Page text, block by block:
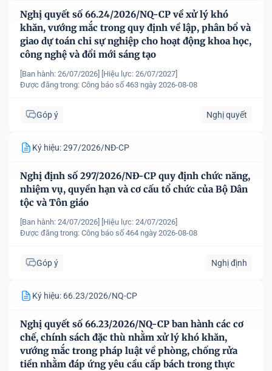
Nghị quyết số 66.24/2026/NQ-CP về xử lý khó
khăn, vướng mắc trong quy định về lập, phân bổ và
giao dự toán chi sự nghiệp cho hoạt động khoa học,
công nghệ và đổi mới sáng tạo
[Ban hành: 26/07/2026]
[Hiệu lực: 26/07/2027]
Được đăng trong: Công báo số 463 ngày 2026-08-08
Góp ý Nghị quyết
Ký hiệu: 297/2026/NĐ-CP
Nghị định số 297/2026/NĐ-CP quy định chức năng,
nhiệm vụ, quyền hạn và cơ cấu tổ chức của Bộ Dân
tộc và Tôn giáo
[Ban hành: 24/07/2026]
[Hiệu lực: 24/07/2026]
Được đăng trong: Công báo số 464 ngày 2026-08-08
Góp ý Nghị định
Ký hiệu: 66.23/2026/NQ-CP
Nghị quyết số 66.23/2026/NQ-CP ban hành các cơ
chế, chính sách đặc thù nhằm xử lý khó khăn,
vướng mắc trong pháp luật về phòng, chống rửa
tiền nhằm đáp ứng yêu cầu cấp bách trong thực